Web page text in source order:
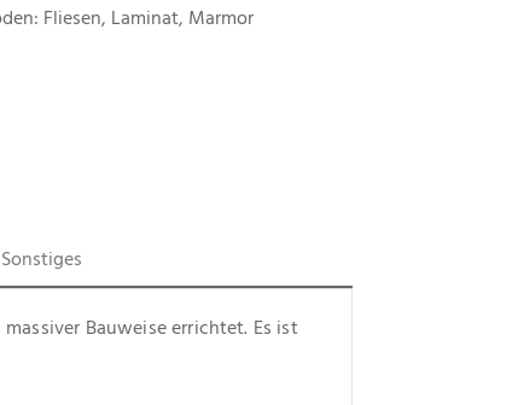
Fliesen, Laminat, Marmor
Sonstiges
Bauweise errichtet. Es ist